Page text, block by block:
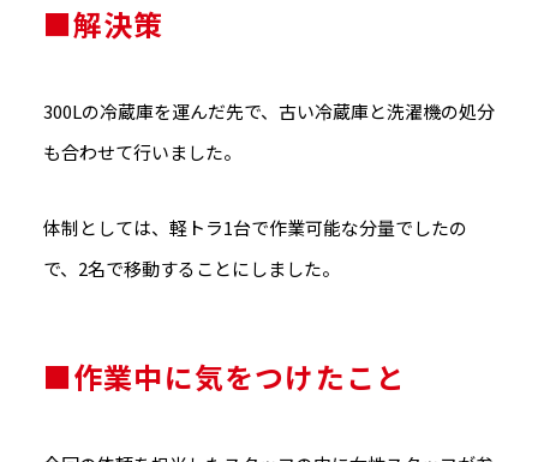
■解決策
300Lの冷蔵庫を運んだ先で、古い冷蔵庫と洗濯機の処分
も合わせて行いました。
体制としては、軽トラ1台で作業可能な分量でしたの
で、2名で移動することにしました。
■作業中に気をつけたこと